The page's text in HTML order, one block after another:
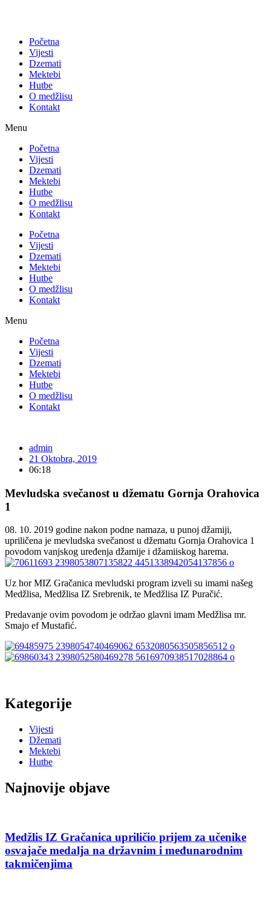
Početna
Vijesti
Dzemati
Mektebi
Hutbe
O medžlisu
Kontakt
Menu
Početna
Vijesti
Dzemati
Mektebi
Hutbe
O medžlisu
Kontakt
Početna
Vijesti
Dzemati
Mektebi
Hutbe
O medžlisu
Kontakt
Menu
Početna
Vijesti
Dzemati
Mektebi
Hutbe
O medžlisu
Kontakt
admin
21 Oktobra, 2019
06:18
Mevludska svečanost u džematu Gornja Orahovica
1
08. 10. 2019 godine nakon podne namaza, u punoj džamiji,
upriličena je mevludska svečanost u džematu Gornja Orahovica 1
povodom vanjskog uređenja džamije i džamiiskog harema.
Uz hor MIZ Gračanica mevludski program izveli su imami našeg
Medžlisa, Medžlisa IZ Srebrenik, te Medžlisa IZ Puračić.
Predavanje ovim povodom je održao glavni imam Medžlisa mr.
Smajo ef Mustafić.
Kategorije
Vijesti
Džemati
Mektebi
Hutbe
Najnovije objave
Medžlis IZ Gračanica upriličio prijem za učenike
osvajače medalja na državnim i međunarodnim
takmičenjima